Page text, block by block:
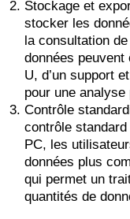
Stockage et
stocker les
la consultation
données peuvent
U, d’un support
pour une
Contrôle
contrôle standard
PC, les
données plus
qui permet un
quantités de